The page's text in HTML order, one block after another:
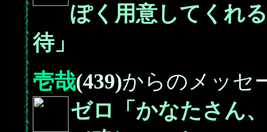
ぽく用意してくれ
待」
壱哉(439)からのメッセ
ゼロ「かなたさん